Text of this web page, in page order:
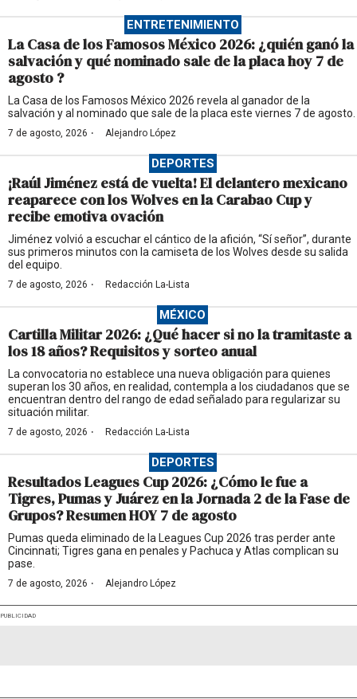
ENTRETENIMIENTO
La Casa de los Famosos México 2026: ¿quién ganó la
salvación y qué nominado sale de la placa hoy 7 de
agosto ?
La Casa de los Famosos México 2026 revela al ganador de la
salvación y al nominado que sale de la placa este viernes 7 de agosto.
7 de agosto, 2026 · Alejandro López
DEPORTES
¡Raúl Jiménez está de vuelta! El delantero mexicano
reaparece con los Wolves en la Carabao Cup y
recibe emotiva ovación
Jiménez volvió a escuchar el cántico de la afición, “Sí señor”, durante
sus primeros minutos con la camiseta de los Wolves desde su salida
del equipo.
7 de agosto, 2026 · Redacción La-Lista
MÉXICO
Cartilla Militar 2026: ¿Qué hacer si no la tramitaste a
los 18 años? Requisitos y sorteo anual
La convocatoria no establece una nueva obligación para quienes
superan los 30 años, en realidad, contempla a los ciudadanos que se
encuentran dentro del rango de edad señalado para regularizar su
situación militar.
7 de agosto, 2026 · Redacción La-Lista
DEPORTES
Resultados Leagues Cup 2026: ¿Cómo le fue a
Tigres, Pumas y Juárez en la Jornada 2 de la Fase de
Grupos? Resumen HOY 7 de agosto
Pumas queda eliminado de la Leagues Cup 2026 tras perder ante
Cincinnati; Tigres gana en penales y Pachuca y Atlas complican su
pase.
7 de agosto, 2026 · Alejandro López
PUBLICIDAD